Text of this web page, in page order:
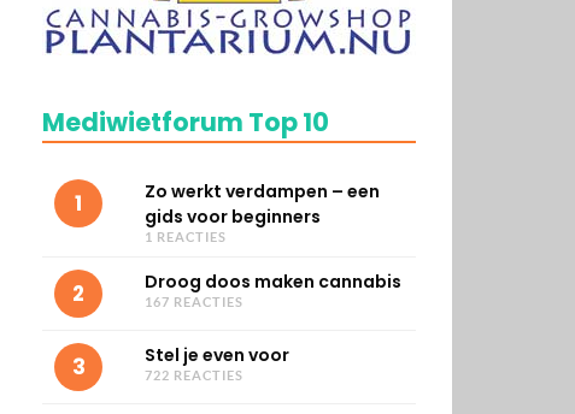
Mediwietforum Top 10
1
Zo werkt verdampen – een
gids voor beginners
1 REACTIES
2 Droog doos maken cannabis
167 REACTIES
3 Stel je even voor
722 REACTIES